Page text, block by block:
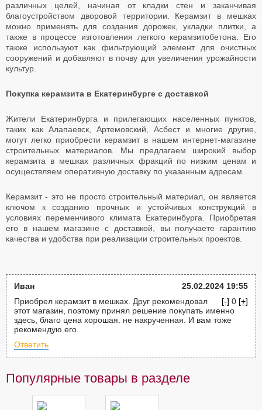
различных целей, начиная от кладки стен и заканчивая
благоустройством дворовой территории. Керамзит в мешках
можно применять для создания дорожек, укладки плитки, а
также в процессе изготовления легкого керамзитобетона. Его
также используют как фильтрующий элемент для очистных
сооружений и добавляют в почву для увеличения урожайности
культур.
Покупка керамзита в Екатеринбурге с доставкой
Жители Екатеринбурга и прилегающих населенных пунктов,
таких как Алапаевск, Артемовский, Асбест и многие другие,
могут легко приобрести керамзит в нашем интернет-магазине
строительных материалов. Мы предлагаем широкий выбор
керамзита в мешках различных фракций по низким ценам и
осуществляем оперативную доставку по указанным адресам.
Керамзит - это не просто строительный материал, он является
ключом к созданию прочных и устойчивых конструкций в
условиях переменчивого климата Екатеринбурга. Приобретая
его в нашем магазине с доставкой, вы получаете гарантию
качества и удобства при реализации строительных проектов.
Иван
25.02.2024 19:55
[-] 0 [+]
Приобрел керамзит в мешках. Друг рекомендовал
этот магазин, поэтому принял решение покупать именно
здесь, благо цена хорошая. не накрученная. И вам тоже
рекомендую его.
Ответить
Популярные товары в разделе